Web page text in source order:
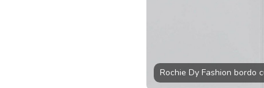
Rochie Dy Fashion bordo